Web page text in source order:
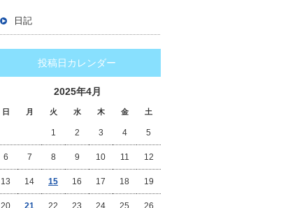
日記
投稿日カレンダー
2025年4月
日 月 火 水 木 金 土
1 2 3 4 5
6 7 8 9 10 11 12
13 14 15 16 17 18 19
20 21 22 23 24 25 26